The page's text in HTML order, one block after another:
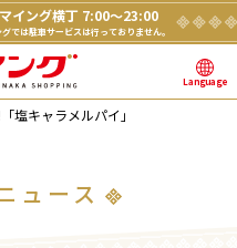
Language
マイング横丁 7:00～23:00
では駐車サービスは行っておりません。
塩キャラメルパイ」
ュース